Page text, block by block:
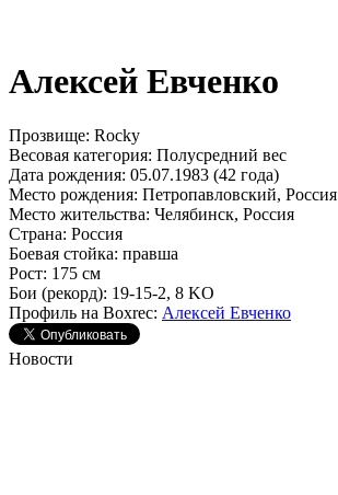
Алексей Евченко
Прозвище: Rocky
Весовая категория: Полусредний вес
Дата рождения: 05.07.1983 (42 года)
Место рождения: Петропавловский, Россия
Место жительства: Челябинск, Россия
Страна: Россия
Боевая стойка: правша
Рост: 175 см
Бои (рекорд): 19-15-2, 8 KO
Профиль на Boxrec: Алексей Евченко
Новости